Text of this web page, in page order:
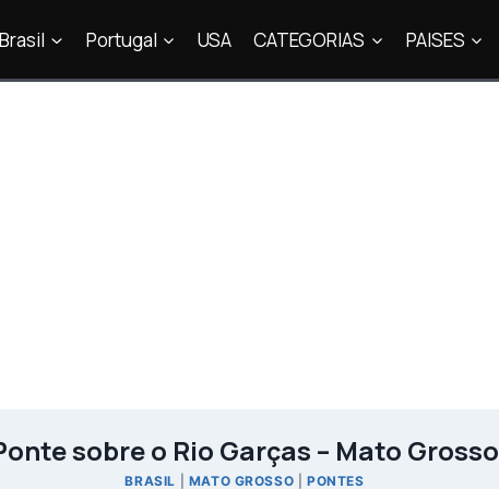
Brasil Portugal USA CATEGORIAS PAISES
sobre o Rio Garças – Mato Grosso
BRASIL MATO GROSSO |PONTES